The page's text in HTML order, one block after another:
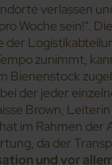
verlassen
Woche sein!“.
der
zunimmt,
Bienenstock
der jeder
Brown,
im Rahmen der
da der
und vor